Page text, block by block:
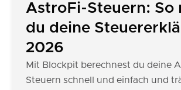
AstroFi-Steuern: So
du deine
2026
Mit Blockpit berechnest du deine
Steuern schnell und einfach und